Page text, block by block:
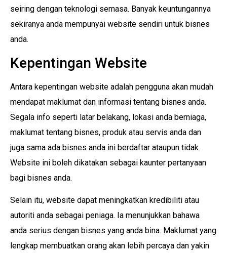
seiring dengan teknologi semasa. Banyak keuntungannya
sekiranya anda mempunyai website sendiri untuk bisnes
anda.
Kepentingan Website
Antara kepentingan website adalah pengguna akan mudah
mendapat maklumat dan informasi tentang bisnes anda.
Segala info seperti latar belakang, lokasi anda berniaga,
maklumat tentang bisnes, produk atau servis anda dan
juga sama ada bisnes anda ini berdaftar ataupun tidak.
Website ini boleh dikatakan sebagai kaunter pertanyaan
bagi bisnes anda.
Selain itu, website dapat meningkatkan kredibiliti atau
autoriti anda sebagai peniaga. Ia menunjukkan bahawa
anda serius dengan bisnes yang anda bina. Maklumat yang
lengkap membuatkan orang akan lebih percaya dan yakin